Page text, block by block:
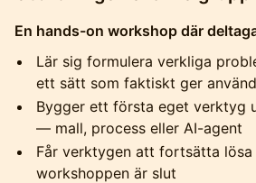
En hands-on workshop där
Lär sig formulera verkliga
ett sätt som faktiskt ger
Bygger ett första eget verktyg
— mall, process eller AI-agent
Får verktygen att fortsätta lösa
workshoppen är slut